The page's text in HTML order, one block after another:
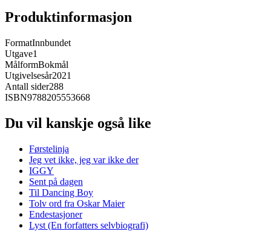
Produktinformasjon
FormatInnbundet
Utgave1
MålformBokmål
Utgivelsesår2021
Antall sider288
ISBN9788205553668
Du vil kanskje også like
Førstelinja
Jeg vet ikke, jeg var ikke der
IGGY
Sent på dagen
Til Dancing Boy
Tolv ord fra Oskar Maier
Endestasjoner
Lyst (En forfatters selvbiografi)